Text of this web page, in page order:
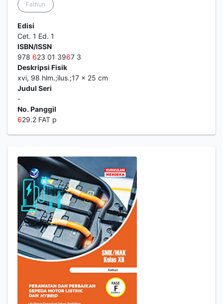
Fathun
Edisi
Cet. 1 Ed. 1
ISBN/ISSN
978 623 01 3967 3
Deskripsi Fisik
xvi, 98 hlm.;ilus.;17 x 25 cm
Judul Seri
-
No. Panggil
629.2 FAT p